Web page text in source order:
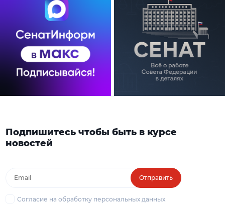
Подпишитесь чтобы быть в курсе
новостей
Отправить
Согласие на обработку персональных данных